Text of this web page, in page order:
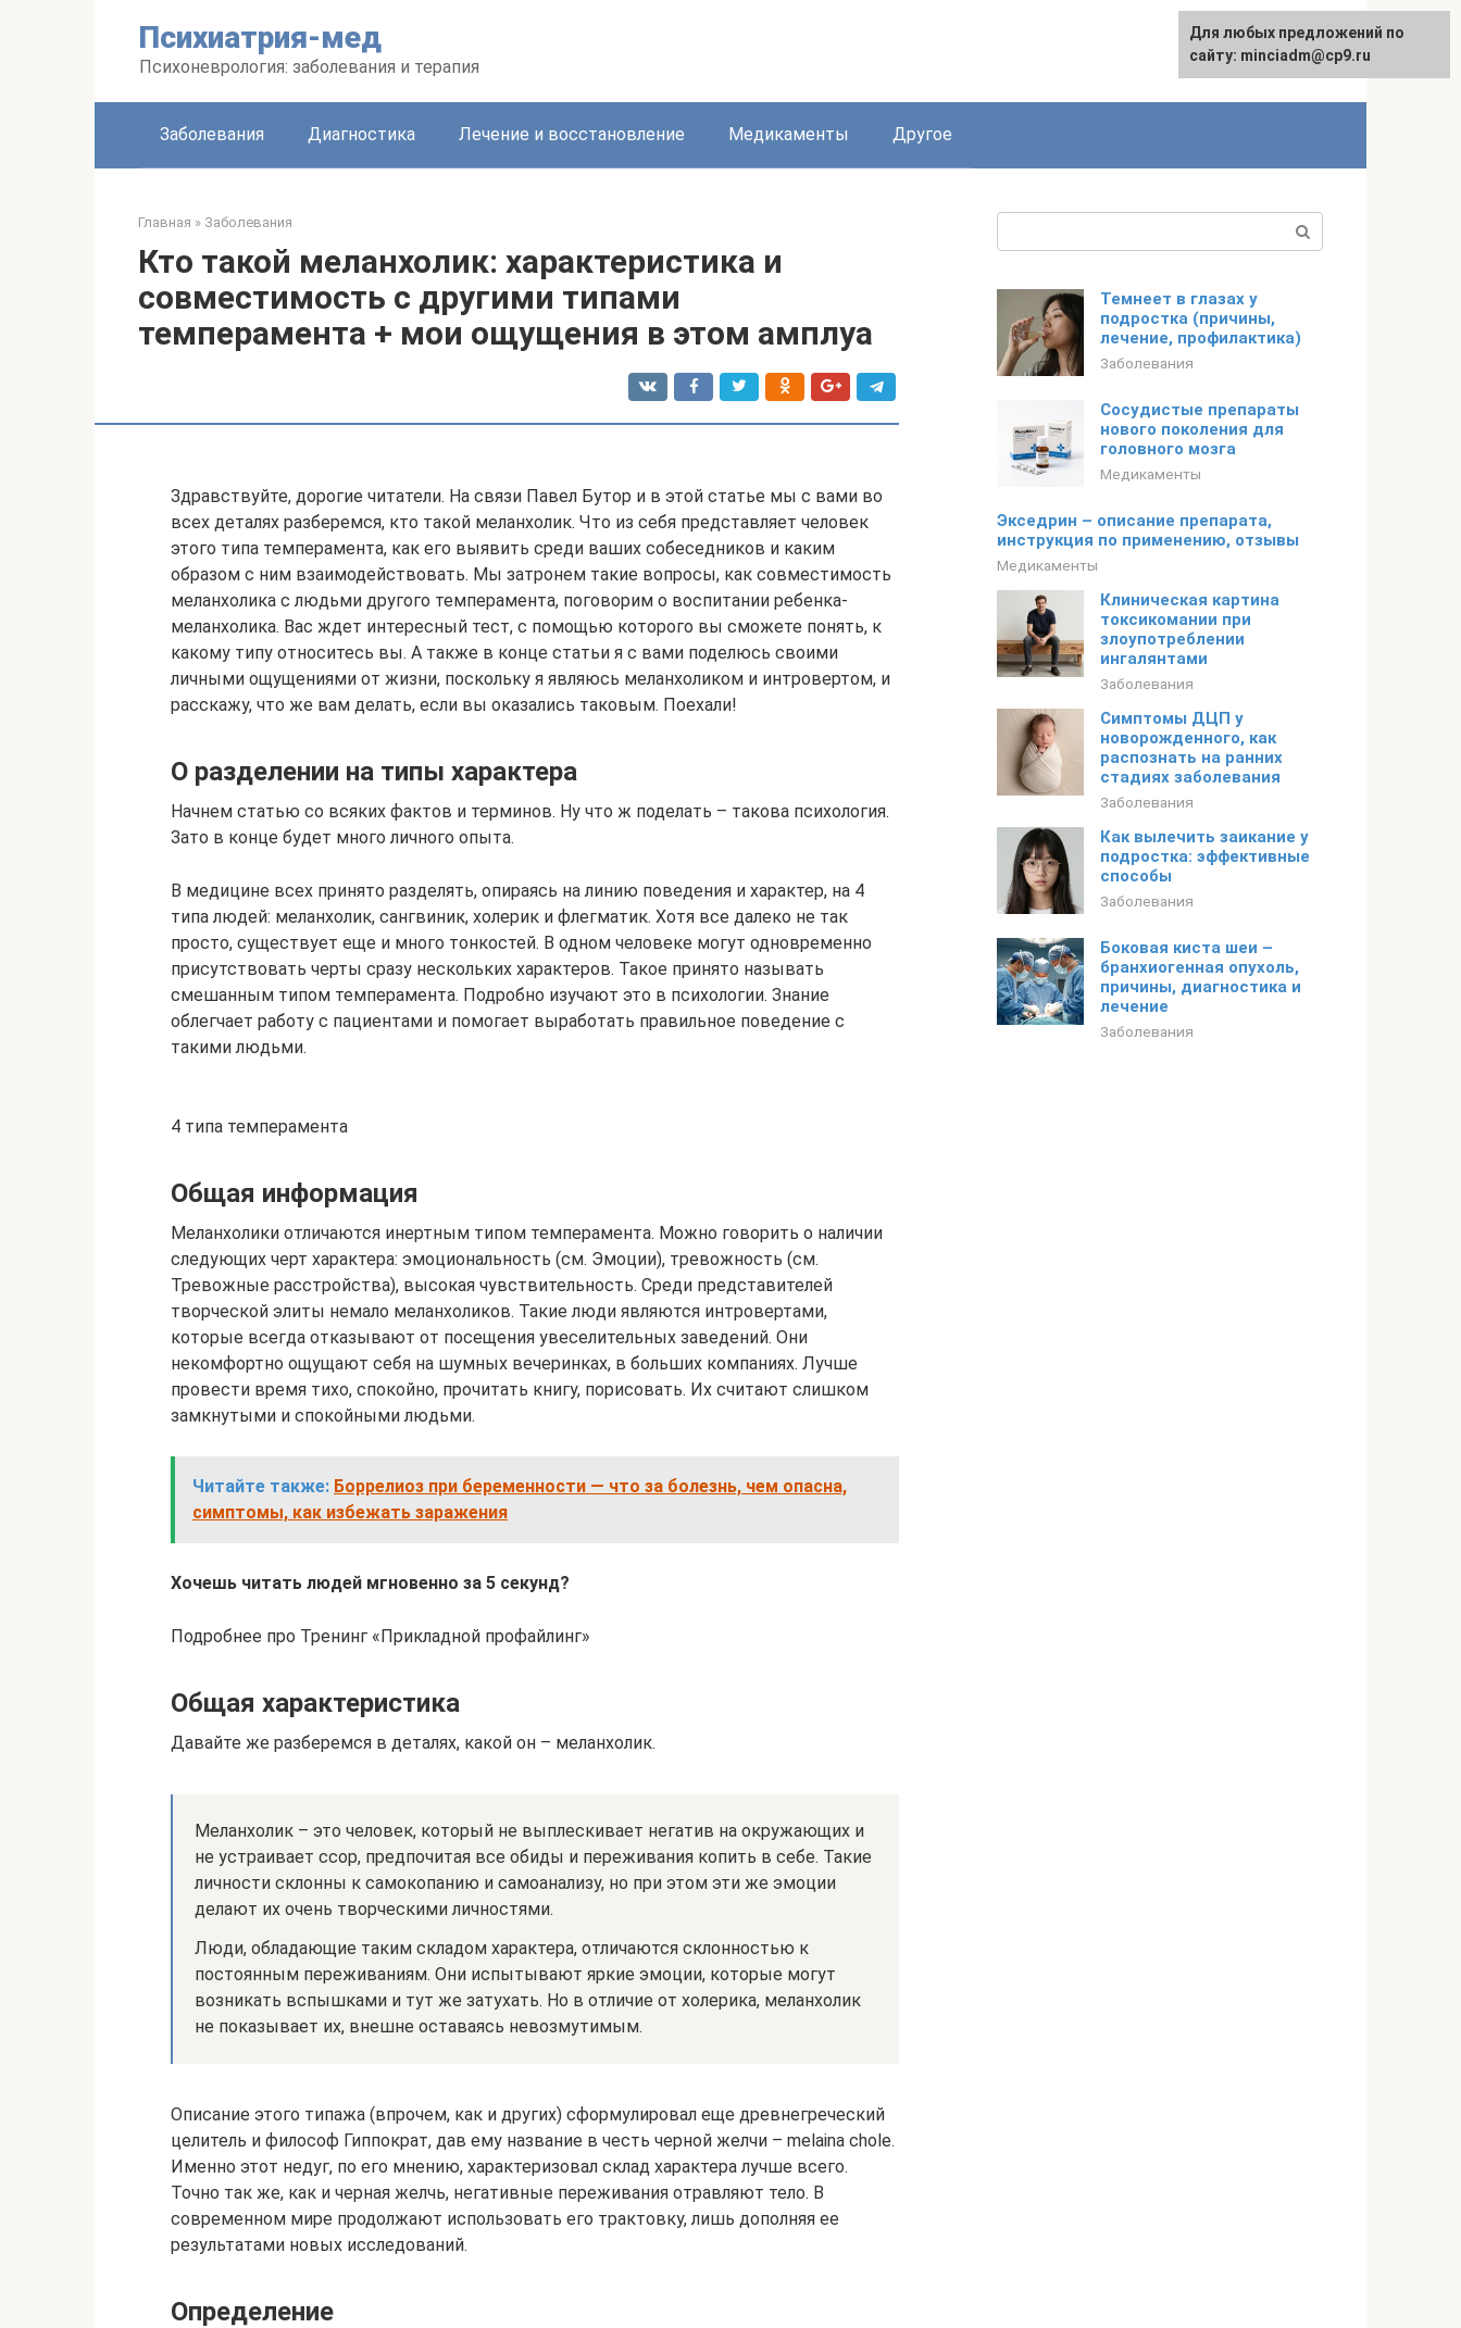
Психиатрия-мед
Психоневрология: заболевания и терапия
Заболевания Диагностика Лечение и восстановление Медикаменты Другое
Главная » Заболевания
Кто такой меланхолик: характеристика и
совместимость с другими типами
темперамента + мои ощущения в этом амплуа
Здравствуйте, дорогие читатели. На связи Павел Бутор и в этой статье мы с вами во
всех деталях разберемся, кто такой меланхолик. Что из себя представляет человек
этого типа темперамента, как его выявить среди ваших собеседников и каким
образом с ним взаимодействовать. Мы затронем такие вопросы, как совместимость
меланхолика с людьми другого темперамента, поговорим о воспитании ребенка-
меланхолика. Вас ждет интересный тест, с помощью которого вы сможете понять, к
какому типу относитесь вы. А также в конце статьи я с вами поделюсь своими
личными ощущениями от жизни, поскольку я являюсь меланхоликом и интровертом, и
расскажу, что же вам делать, если вы оказались таковым. Поехали!
О разделении на типы характера
Начнем статью со всяких фактов и терминов. Ну что ж поделать – такова психология.
Зато в конце будет много личного опыта.
В медицине всех принято разделять, опираясь на линию поведения и характер, на 4
типа людей: меланхолик, сангвиник, холерик и флегматик. Хотя все далеко не так
просто, существует еще и много тонкостей. В одном человеке могут одновременно
присутствовать черты сразу нескольких характеров. Такое принято называть
смешанным типом темперамента. Подробно изучают это в психологии. Знание
облегчает работу с пациентами и помогает выработать правильное поведение с
такими людьми.
4 типа темперамента
Общая информация
Меланхолики отличаются инертным типом темперамента. Можно говорить о наличии
следующих черт характера: эмоциональность (см. Эмоции), тревожность (см.
Тревожные расстройства), высокая чувствительность. Среди представителей
творческой элиты немало меланхоликов. Такие люди являются интровертами,
которые всегда отказывают от посещения увеселительных заведений. Они
некомфортно ощущают себя на шумных вечеринках, в больших компаниях. Лучше
провести время тихо, спокойно, прочитать книгу, порисовать. Их считают слишком
замкнутыми и спокойными людьми.
Читайте также: Боррелиоз при беременности — что за болезнь, чем опасна,
симптомы, как избежать заражения
Хочешь читать людей мгновенно за 5 секунд?
Подробнее про Тренинг «Прикладной профайлинг»
Общая характеристика
Давайте же разберемся в деталях, какой он – меланхолик.
Меланхолик – это человек, который не выплескивает негатив на окружающих и
не устраивает ссор, предпочитая все обиды и переживания копить в себе. Такие
личности склонны к самокопанию и самоанализу, но при этом эти же эмоции
делают их очень творческими личностями.
Люди, обладающие таким складом характера, отличаются склонностью к
постоянным переживаниям. Они испытывают яркие эмоции, которые могут
возникать вспышками и тут же затухать. Но в отличие от холерика, меланхолик
не показывает их, внешне оставаясь невозмутимым.
Описание этого типажа (впрочем, как и других) сформулировал еще древнегреческий
целитель и философ Гиппократ, дав ему название в честь черной желчи – melaina chole.
Именно этот недуг, по его мнению, характеризовал склад характера лучше всего.
Точно так же, как и черная желчь, негативные переживания отравляют тело. В
современном мире продолжают использовать его трактовку, лишь дополняя ее
результатами новых исследований.
Определение
Темнеет в глазах у
подростка (причины,
лечение, профилактика)
Заболевания
Сосудистые препараты
нового поколения для
головного мозга
Медикаменты
Экседрин – описание препарата,
инструкция по применению, отзывы
Медикаменты
Клиническая картина
токсикомании при
злоупотреблении
ингалянтами
Заболевания
Симптомы ДЦП у
новорожденного, как
распознать на ранних
стадиях заболевания
Заболевания
Как вылечить заикание у
подростка: эффективные
способы
Заболевания
Боковая киста шеи –
бранхиогенная опухоль,
причины, диагностика и
лечение
Заболевания
Для любых предложений по
сайту: minciadm@cp9.ru